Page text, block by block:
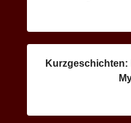
Kurzgeschichten: